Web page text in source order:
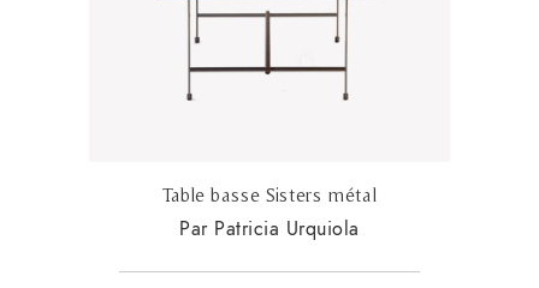
Table basse Sisters métal
Par Patricia Urquiola